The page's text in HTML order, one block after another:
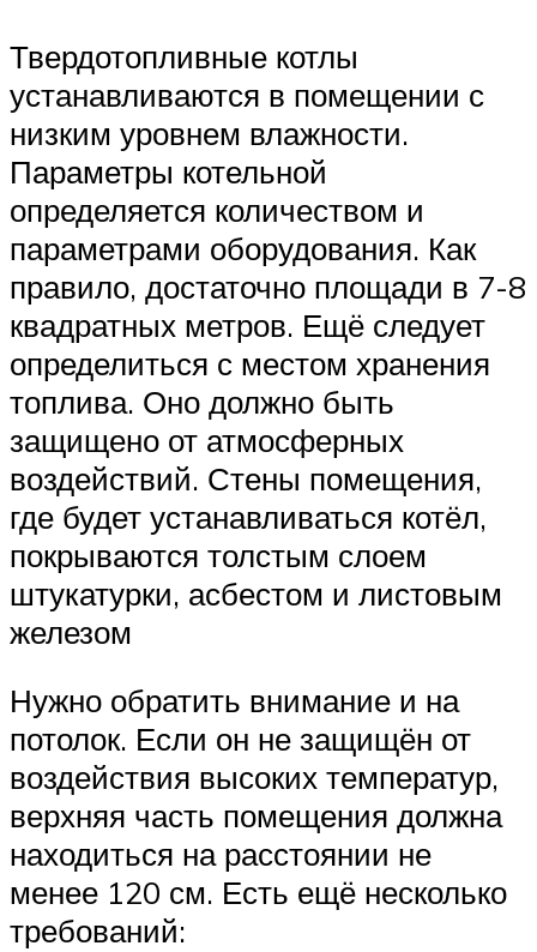
Твердотопливные котлы
устанавливаются в помещении с
низким уровнем влажности.
Параметры котельной
определяется количеством и
параметрами оборудования. Как
правило, достаточно площади в 7-8
квадратных метров. Ещё следует
определиться с местом хранения
топлива. Оно должно быть
защищено от атмосферных
воздействий. Стены помещения,
где будет устанавливаться котёл,
покрываются толстым слоем
штукатурки, асбестом и листовым
железом
Нужно обратить внимание и на
потолок. Если он не защищён от
воздействия высоких температур,
верхняя часть помещения должна
находиться на расстоянии не
менее 120 см. Есть ещё несколько
требований: